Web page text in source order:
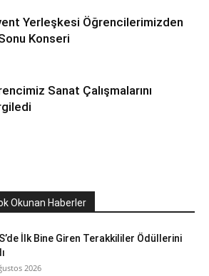
Yerleşkesi Öğrencilerimizden
Konseri
Sanat Çalışmalarını
Okunan Haberler
İlk Bine Giren Terakkililer Ödüllerini
2026